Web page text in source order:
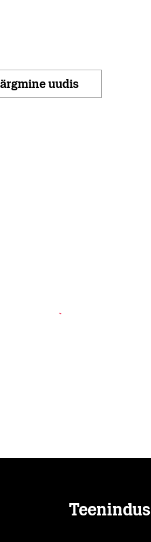
uudis
Teenindus